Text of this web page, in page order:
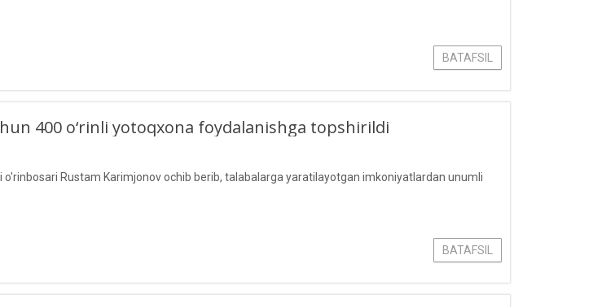
BATAFSIL
400 o‘rinli yotoqxona foydalanishga topshirildi
o'rinbosari Rustam Karimjonov ochib berib, talabalarga yaratilayotgan imkoniyatlardan unumli
BATAFSIL